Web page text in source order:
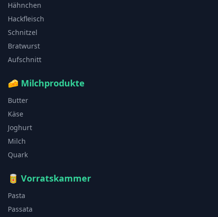
Hähnchen
Hackfleisch
Schnitzel
Bratwurst
Aufschnitt
🧀 Milchprodukte
Butter
Käse
Joghurt
Milch
Quark
🥫 Vorratskammer
Pasta
Passata